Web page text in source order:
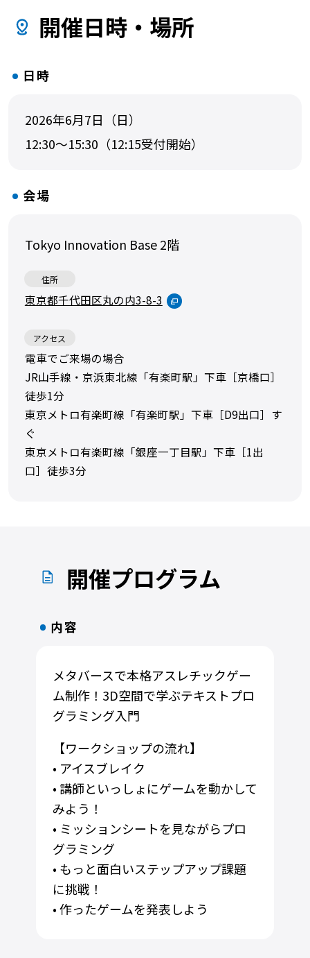
開催日時・場所
日時
2026年6月7日（日）
12:30～15:30（12:15受付開始）
会場
Tokyo Innovation Base 2階
住所
東京都千代田区丸の内3-8-3
アクセス
電車でご来場の場合
JR山手線・京浜東北線「有楽町駅」下車［京橋口］
徒歩1分
東京メトロ有楽町線「有楽町駅」下車［D9出口］す
ぐ
東京メトロ有楽町線「銀座一丁目駅」下車［1出
口］徒歩3分
開催プログラム
内容
メタバースで本格アスレチックゲー
ム制作！3D空間で学ぶテキストプロ
グラミング入門
【ワークショップの流れ】
• アイスブレイク
• 講師といっしょにゲームを動かして
みよう！
• ミッションシートを見ながらプロ
グラミング
• もっと面白いステップアップ課題
に挑戦！
• 作ったゲームを発表しよう